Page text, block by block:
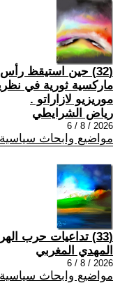
(32) حين استيقظ
ماركسية ثورية في
موريزيو لازاراتو .
رياض الشرايطي
2026 / 8 / 6
مواضيع وابحاث سياسية
(33) تداعيات حرب الهروب!!
المهدي المغربي
2026 / 8 / 6
مواضيع وابحاث سياسية